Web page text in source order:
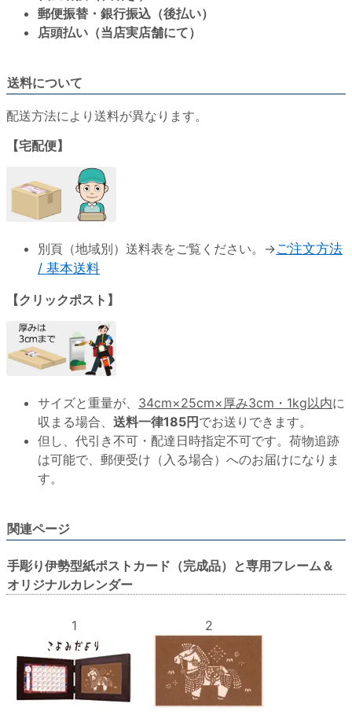
郵便振替・銀行振込（後払い）
店頭払い（当店実店舗にて）
送料について
配送方法により送料が異なります。
【宅配便】
別頁（地域別）送料表をご覧ください。→ご注文方法
/ 基本送料
【クリックポスト】
サイズと重量が、 34cm×25cm×厚み3cm・1kg以内に
収まる場合、 送料一律185円でお送りできます。
但し、代引き不可・配達日時指定不可です。荷物追跡
は可能で、郵便受け（入る場合）へのお届けになりま
す。
関連ページ
手彫り伊勢型紙ポストカード（完成品）と専用フレーム＆
オリジナルカレンダー
1 2